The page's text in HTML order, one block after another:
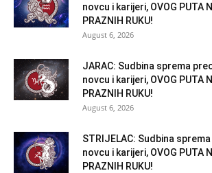
novcu i karijeri, OVOG PUTA
PRAZNIH RUKU!
August 6, 2026
JARAC: Sudbina sprema
novcu i karijeri, OVOG PUTA
PRAZNIH RUKU!
August 6, 2026
STRIJELAC: Sudbina
novcu i karijeri, OVOG PUTA
PRAZNIH RUKU!